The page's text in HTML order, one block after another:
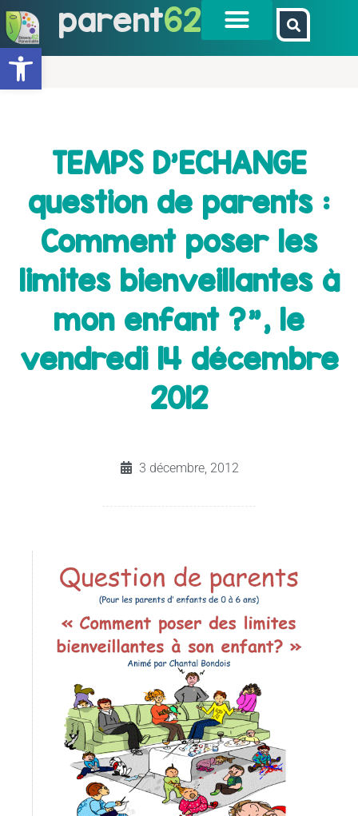
Ouvrir la barre d’outils
parent62
TEMPS D’ECHANGE
question de parents :
Comment poser les
limites bienveillantes à
mon enfant ?", le
vendredi 14 décembre
2012
3 décembre, 2012